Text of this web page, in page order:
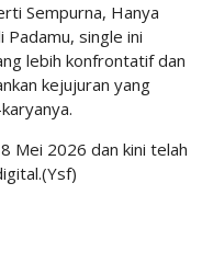
Sempurna, Hanya
Padamu, single ini
lebih konfrontatif dan
kejujuran yang
Mei 2026 dan kini telah